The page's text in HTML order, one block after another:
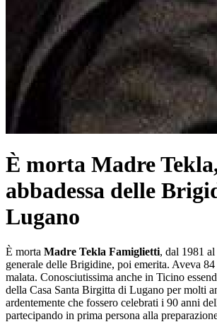
È morta Madre
abbadessa delle
Lugano
È morta Madre Tekla Famiglietti, dal 1981 al
generale delle Brigidine, poi emerita. Aveva 84
malata. Conosciutissima anche in Ticino
della Casa Santa Birgitta di Lugano per molti
ardentemente che fossero celebrati i 90 anni
partecipando in prima persona alla